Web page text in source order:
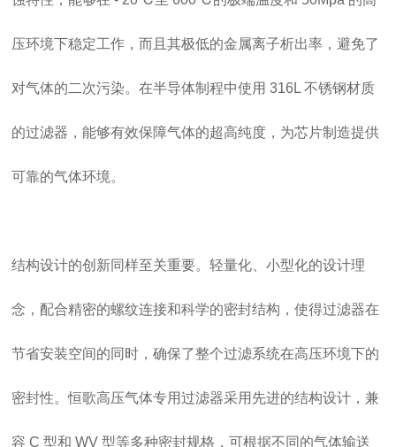
压环境下稳定工作，而且其极低的金属离子析出率，避免了
对气体的二次污染。在半导体制程中使用 316L 不锈钢材质
的过滤器，能够有效保障气体的超高纯度，为芯片制造提供
可靠的气体环境。
结构设计的创新同样至关重要。轻量化、小型化的设计理
念，配合精密的螺纹连接和科学的密封结构，使得过滤器在
节省安装空间的同时，确保了整个过滤系统在高压环境下的
密封性。恒歌高压气体专用过滤器采用先进的结构设计，兼
容 C 型和 WV 型等多种密封规格，可根据不同的气体输送